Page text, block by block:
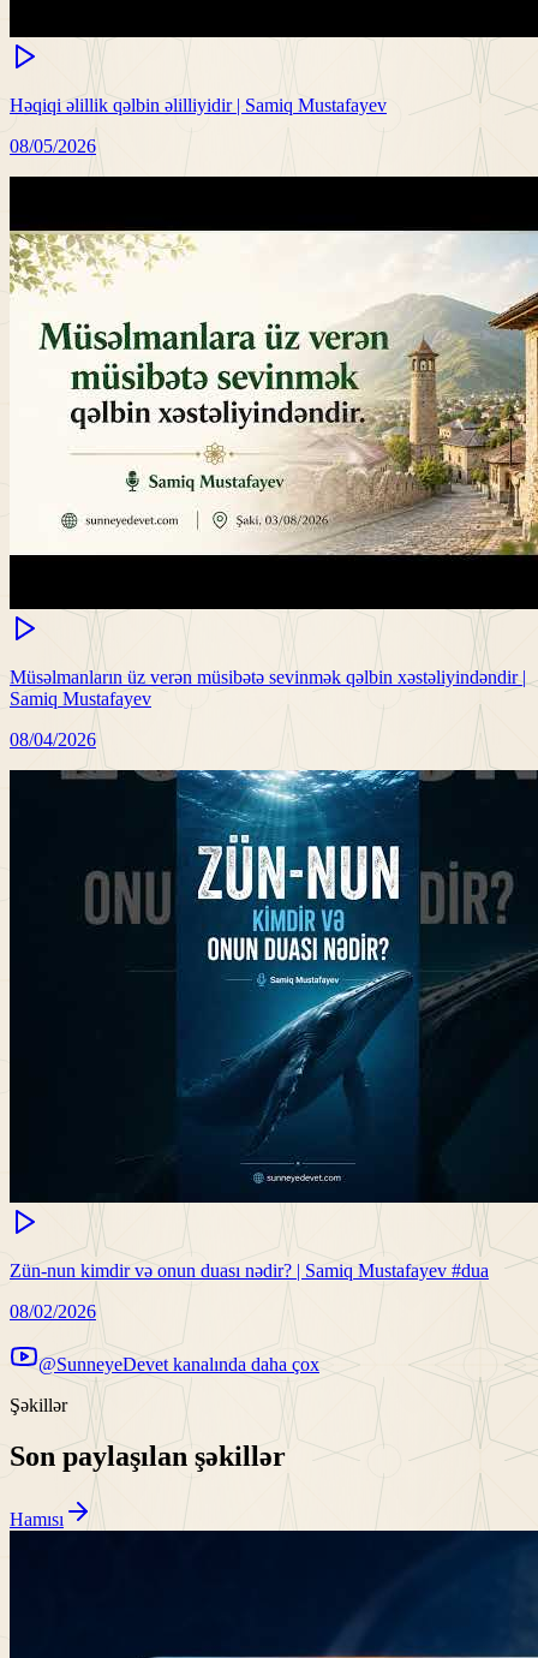
Həqiqi əlillik qəlbin əlilliyidir | Samiq Mustafayev
08/05/2026
Müsəlmanların üz verən müsibətə sevinmək qəlbin xəstəliyindəndir |
Samiq Mustafayev
08/04/2026
Zün-nun kimdir və onun duası nədir? | Samiq Mustafayev #dua
08/02/2026
@SunneyeDevet kanalında daha çox
Şəkillər
Son paylaşılan şəkillər
Hamısı